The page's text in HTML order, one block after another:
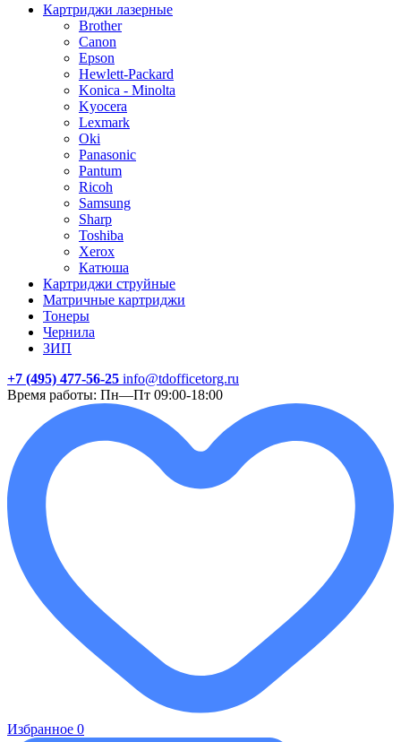
Картриджи лазерные
Brother
Canon
Epson
Hewlett-Packard
Konica - Minolta
Kyocera
Lexmark
Oki
Panasonic
Pantum
Ricoh
Samsung
Sharp
Toshiba
Xerox
Катюша
Картриджи струйные
Матричные картриджи
Тонеры
Чернила
ЗИП
+7 (495) 477-56-25 info@tdofficetorg.ru
Время работы: Пн—Пт 09:00-18:00
Избранное 0